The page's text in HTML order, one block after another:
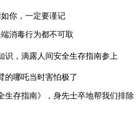
你，一定要谨记
消毒行为都不可取
的哪吒当时害怕极了
生存指南》，身先士卒地帮我们排除